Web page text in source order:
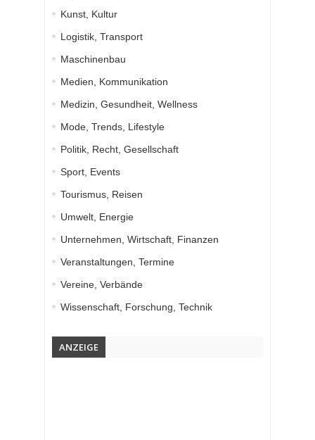
Kunst, Kultur
Logistik, Transport
Maschinenbau
Medien, Kommunikation
Medizin, Gesundheit, Wellness
Mode, Trends, Lifestyle
Politik, Recht, Gesellschaft
Sport, Events
Tourismus, Reisen
Umwelt, Energie
Unternehmen, Wirtschaft, Finanzen
Veranstaltungen, Termine
Vereine, Verbände
Wissenschaft, Forschung, Technik
ANZEIGE